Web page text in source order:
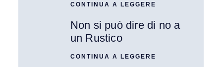
CONTINUA A LEGGERE
Non si può dire di no a
un Rustico
CONTINUA A LEGGERE